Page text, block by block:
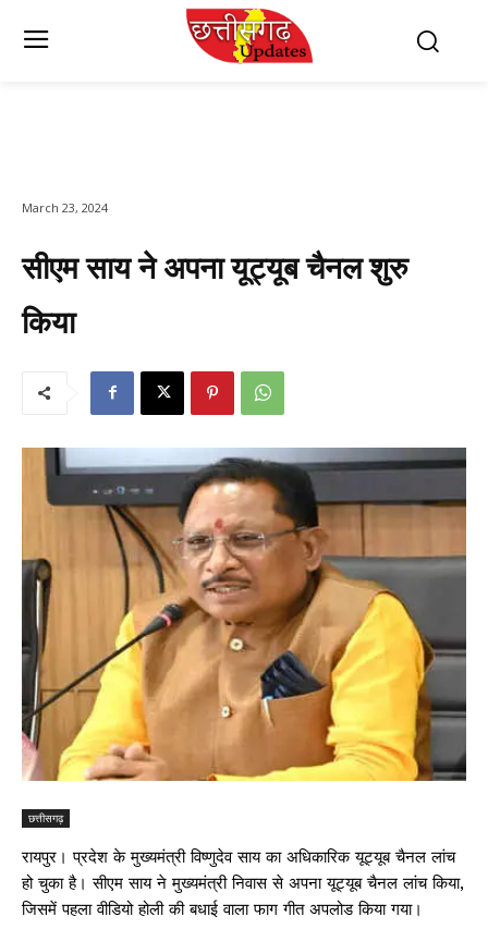
March 23, 2024
सीएम साय ने अपना यूट्यूब चैनल शुरु
किया
छत्तीसगढ़
रायपुर। प्रदेश के मुख्यमंत्री विष्णुदेव साय का अधिकारिक यूट्यूब चैनल लांच
हो चुका है। सीएम साय ने मुख्यमंत्री निवास से अपना यूट्यूब चैनल लांच किया,
जिसमें पहला वीडियो होली की बधाई वाला फाग गीत अपलोड किया गया।